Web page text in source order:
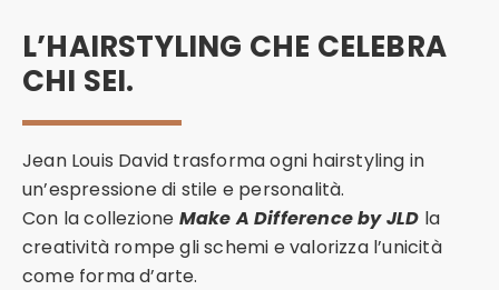
L’HAIRSTYLING CHE CELEBRA
CHI SEI.
Jean Louis David trasforma ogni hairstyling in
un’espressione di stile e personalità.
Con la collezione Make A Difference by JLD la
creatività rompe gli schemi e valorizza l’unicità
come forma d’arte.